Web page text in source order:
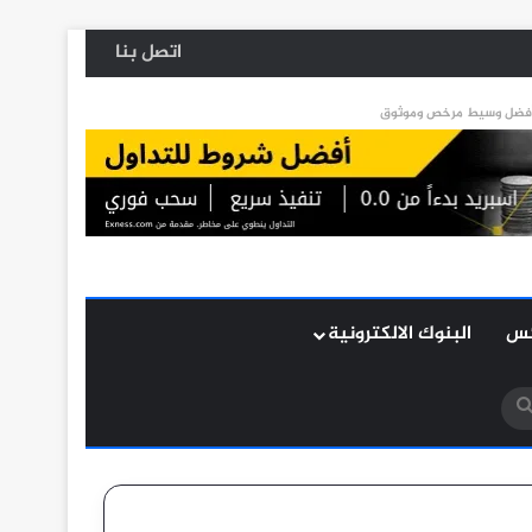
اتصل بنا
البنوك الالكترونية
بحث
عن